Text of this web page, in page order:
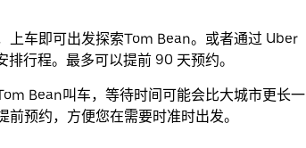
上车即可出发探索Tom Bean。或者通过 Uber
排行程。最多可以提前 90 天预约。
Bean叫车，等待时间可能会比大城市更长一
前预约，方便您在需要时准时出发。